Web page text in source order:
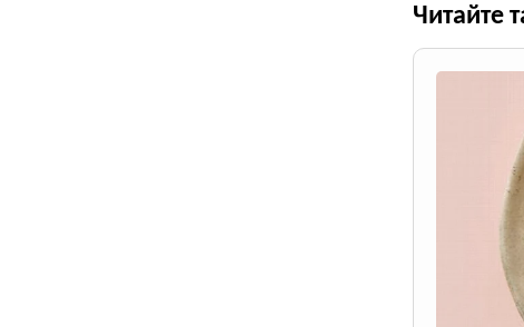
Читайте